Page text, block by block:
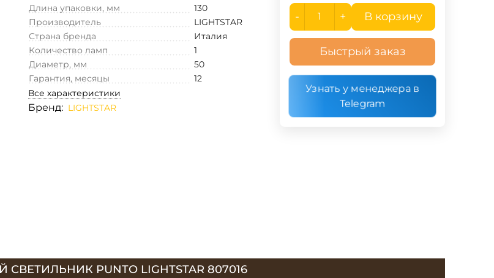
Длина упаковки, мм
130
Производитель
LIGHTSTAR
Страна бренда
Италия
Количество ламп
1
Диаметр, мм
50
Гарантия, месяцы
12
Все характеристики
Бренд: LIGHTSTAR
- + В корзину
Быстрый заказ
Узнать у менеджера в
Telegram
PUNTO LIGHTSTAR 807016